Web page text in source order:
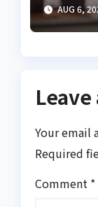
AUG 6,
Your email
Required
Comment *